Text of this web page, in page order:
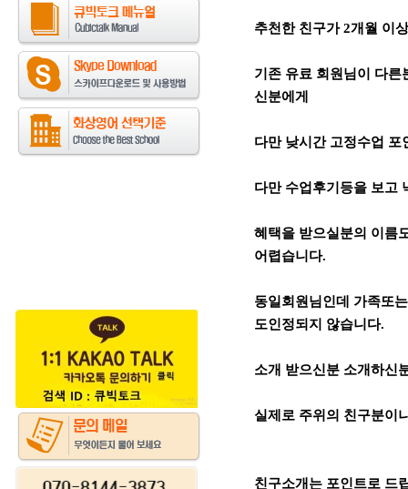
추천한 친구가 2개월 이
기존 유료 회원님이 다
신분에게
다만 낮시간 고정수업 포
다만 수업후기등을 보
혜택을 받으실분의 이름
어렵습니다.
동일회원님인데 가족또
도인정되지 않습니다.
소개 받으신분 소개하신
실제로 주위의 친구분이
친구소개는 포인트로 드